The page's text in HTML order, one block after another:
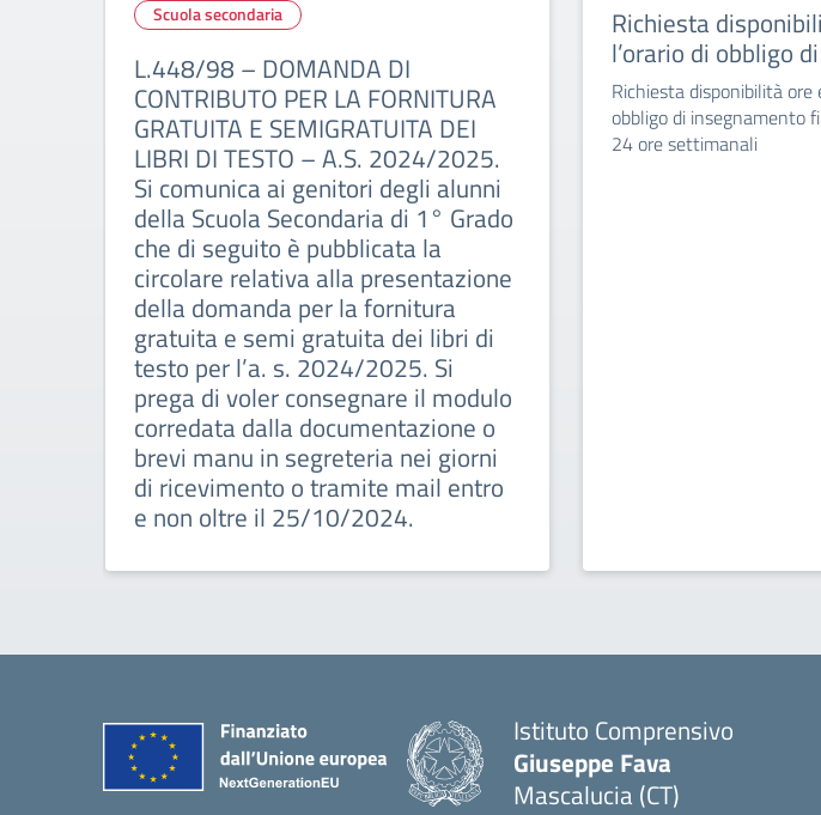
Scuola secondaria
L.448/98 – DOMANDA DI
CONTRIBUTO PER LA FORNITURA
GRATUITA E SEMIGRATUITA DEI
LIBRI DI TESTO – A.S. 2024/2025.
Si comunica ai genitori degli alunni
della Scuola Secondaria di 1° Grado
che di seguito è pubblicata la
circolare relativa alla presentazione
della domanda per la fornitura
gratuita e semi gratuita dei libri di
testo per l’a. s. 2024/2025. Si
prega di voler consegnare il modulo
corredata dalla documentazione o
brevi manu in segreteria nei giorni
di ricevimento o tramite mail entro
e non oltre il 25/10/2024.
Richiesta
l’orario di obbligo
Richiesta disponibilità ore
obbligo di insegnamento
24 ore settimanali
Istituto Comprensivo
Giuseppe Fava
Mascalucia (CT)